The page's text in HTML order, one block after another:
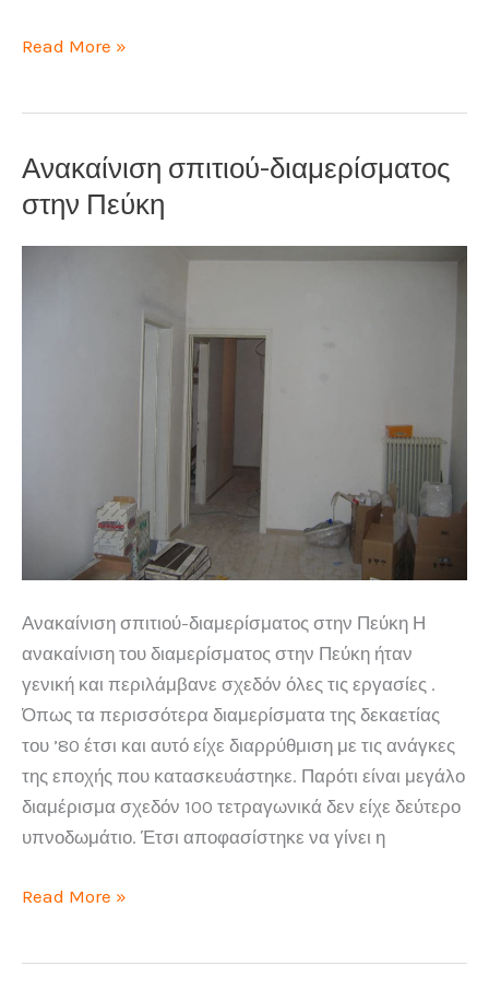
Ανακαινίζοντας
Μαρούσι
Read More »
Ανακαίνιση σπιτιού-διαμερίσματος
στην Πεύκη
Ανακαίνιση σπιτιού-διαμερίσματος στην Πεύκη Η
ανακαίνιση του διαμερίσματος στην Πεύκη ήταν
γενική και περιλάμβανε σχεδόν όλες τις εργασίες .
Όπως τα περισσότερα διαμερίσματα της δεκαετίας
του ’80 έτσι και αυτό είχε διαρρύθμιση με τις ανάγκες
της εποχής που κατασκευάστηκε. Παρότι είναι μεγάλο
διαμέρισμα σχεδόν 100 τετραγωνικά δεν είχε δεύτερο
υπνοδωμάτιο. Έτσι αποφασίστηκε να γίνει η
Ανακαίνιση
Read More »